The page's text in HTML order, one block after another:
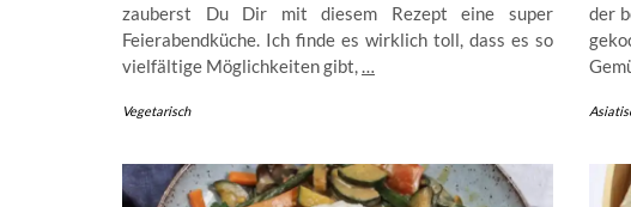
zauberst Du Dir mit diesem Rezept eine super
Feierabendküche. Ich finde es wirklich toll, dass es so
vielfältige Möglichkeiten gibt,…
Vegetarisch
der